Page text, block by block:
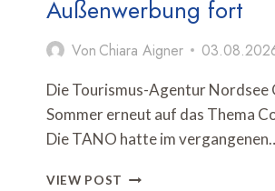
Außenwerbung fort
Von Chiara Aigner
Die Tourismus-Agentur Nordsee
Sommer erneut auf das Thema
Die TANO hatte im
VIEW POST TANO